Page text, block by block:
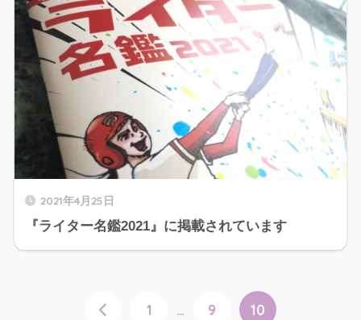
2021年4月25日
『ライター名鑑2021』に掲載されています
1 … 9 10